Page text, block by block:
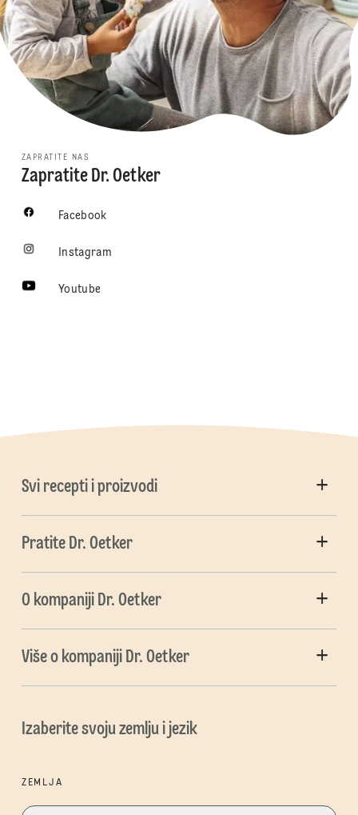
ZAPRATITE NAS
Zapratite Dr. Oetker
Facebook
Instagram
Youtube
Svi recepti i proizvodi
Pratite Dr. Oetker
O kompaniji Dr. Oetker
Više o kompaniji Dr. Oetker
Izaberite svoju zemlju i jezik
ZEMLJA